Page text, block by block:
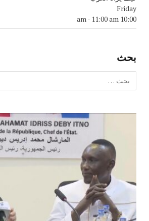
Friday
10:00 am
- 11:00 am
بحث